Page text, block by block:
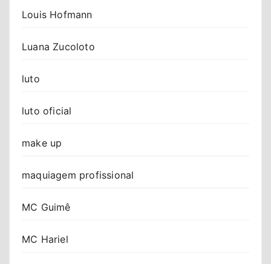
Louis Hofmann
Luana Zucoloto
luto
luto oficial
make up
maquiagem profissional
MC Guimê
MC Hariel